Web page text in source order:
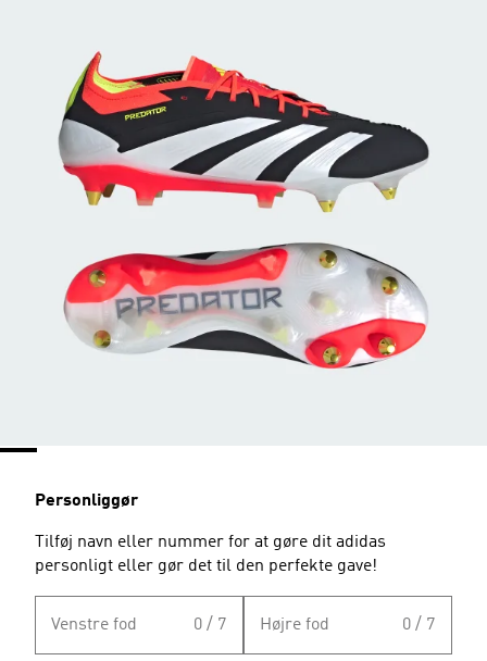
Personliggør
Tilføj navn eller nummer for at gøre dit adidas
personligt eller gør det til den perfekte gave!
Venstre fod 0 / 7 Højre fod 0 / 7